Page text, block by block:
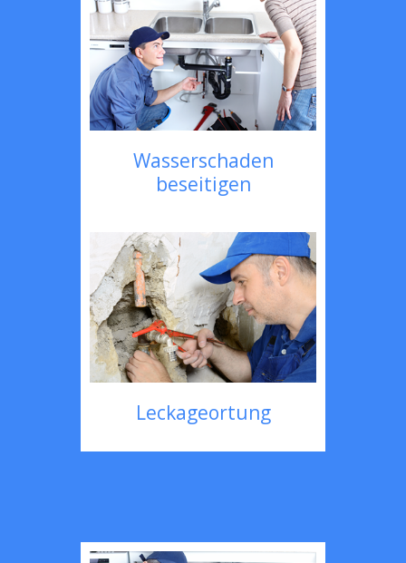
Wasserschaden
beseitigen
Leckageortung